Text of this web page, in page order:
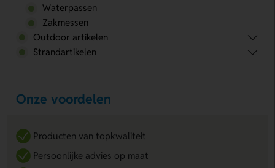
Waterpassen
Zakmessen
Outdoor artikelen
Strandartikelen
Onze voordelen
Producten van topkwaliteit
Persoonlijke advies op maat